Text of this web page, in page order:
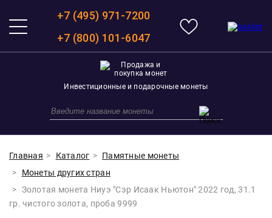
+7 (495) 971-7200
+7 (800) 101-6047
Инвестиционные и подарочные монеты
Главная Каталог
Памятные монеты
Монеты других стран
Золотая монета Ниуэ "Сэр Исаак Ньютон" 2022 год, 31.1
гр. чистого золота, проба 9999